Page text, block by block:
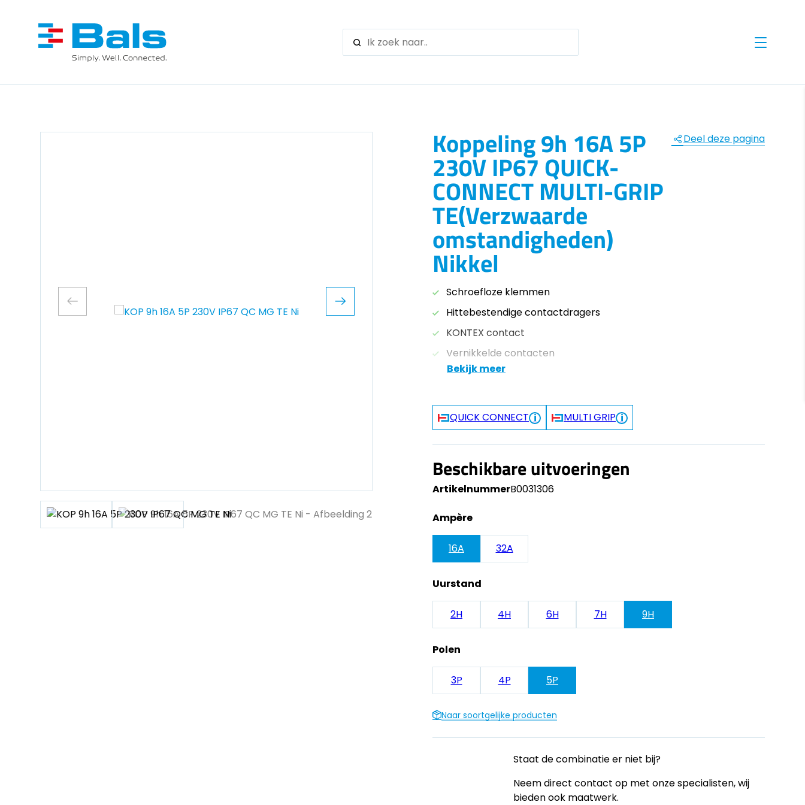
When autocomplete results are available use up and down arrows to
Koppeling 9h 16A 5P
230V IP67 QUICK-
CONNECT MULTI-GRIP
TE(Verzwaarde
omstandigheden)
Nikkel
Deel deze pagina
Schroefloze klemmen
Hittebestendige contactdragers
KONTEX contact
Vernikkelde contacten
Bekijk meer
QUICK CONNECT MULTI GRIP
Beschikbare uitvoeringen
ArtikelnummerB0031306
Ampère
16A 32A
Uurstand
2H 4H 6H 7H 9H
Polen
3P 4P 5P
Naar soortgelijke producten
Staat de combinatie er niet bij?
Neem direct contact op met onze specialisten, wij
bieden ook maatwerk.